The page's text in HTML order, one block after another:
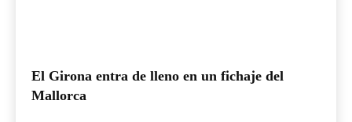
El Girona entra de lleno en un fichaje del
Mallorca